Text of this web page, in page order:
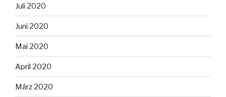
Juli 2020
Juni 2020
Mai 2020
April 2020
März 2020